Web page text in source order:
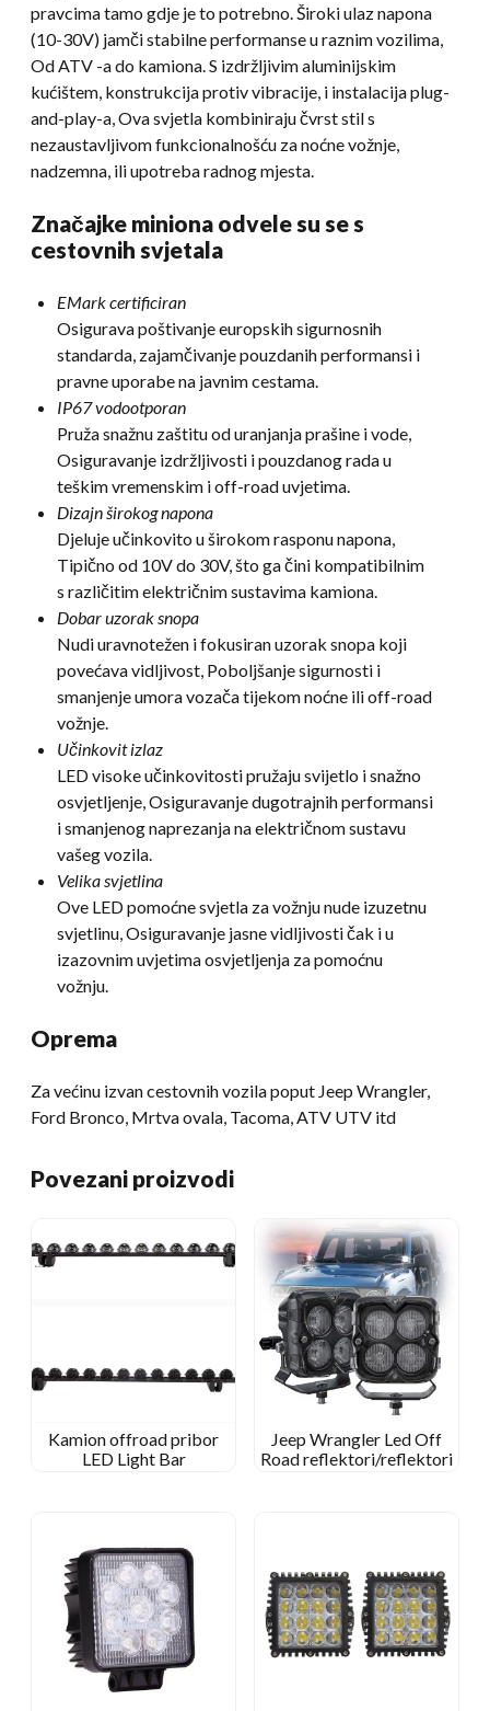
pravcima tamo gdje je to potrebno. Široki ulaz napona
(10-30V) jamči stabilne performanse u raznim vozilima,
Od ATV -a do kamiona. S izdržljivim aluminijskim
kućištem, konstrukcija protiv vibracije, i instalacija plug-
and-play-a, Ova svjetla kombiniraju čvrst stil s
nezaustavljivom funkcionalnošću za noćne vožnje,
nadzemna, ili upotreba radnog mjesta.
Značajke miniona odvele su se s
cestovnih svjetala
EMark certificiran
Osigurava poštivanje europskih sigurnosnih
standarda, zajamčivanje pouzdanih performansi i
pravne uporabe na javnim cestama.
IP67 vodootporan
Pruža snažnu zaštitu od uranjanja prašine i vode,
Osiguravanje izdržljivosti i pouzdanog rada u
teškim vremenskim i off-road uvjetima.
Dizajn širokog napona
Djeluje učinkovito u širokom rasponu napona,
Tipično od 10V do 30V, što ga čini kompatibilnim
s različitim električnim sustavima kamiona.
Dobar uzorak snopa
Nudi uravnotežen i fokusiran uzorak snopa koji
povećava vidljivost, Poboljšanje sigurnosti i
smanjenje umora vozača tijekom noćne ili off-road
vožnje.
Učinkovit izlaz
LED visoke učinkovitosti pružaju svijetlo i snažno
osvjetljenje, Osiguravanje dugotrajnih performansi
i smanjenog naprezanja na električnom sustavu
vašeg vozila.
Velika svjetlina
Ove LED pomoćne svjetla za vožnju nude izuzetnu
svjetlinu, Osiguravanje jasne vidljivosti čak i u
izazovnim uvjetima osvjetljenja za pomoćnu
vožnju.
Oprema
Za većinu izvan cestovnih vozila poput Jeep Wrangler,
Ford Bronco, Mrtva ovala, Tacoma, ATV UTV itd
Povezani proizvodi
Kamion offroad pribor
LED Light Bar
Jeep Wrangler Led Off
Road reflektori/reflektori